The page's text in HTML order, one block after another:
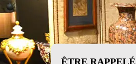
ÊTRE RAPPELÉ